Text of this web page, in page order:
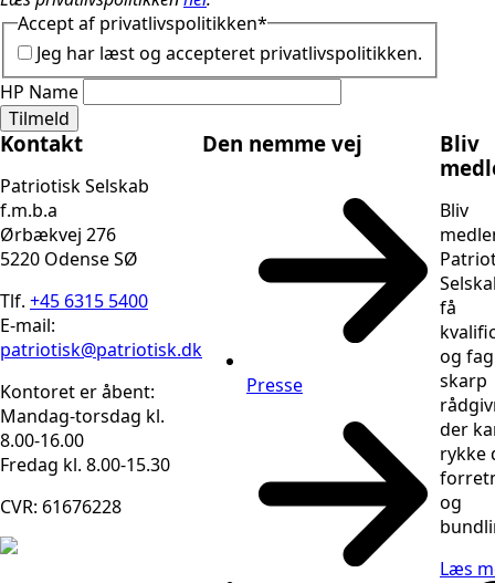
Accept af privatlivspolitikken*
Jeg har læst og accepteret privatlivspolitikken.
HP Name
Tilmeld
Kontakt
Patriotisk Selskab
f.m.b.a
Ørbækvej 276
5220 Odense SØ
Tlf. +45 6315 5400
E-mail:
patriotisk@patriotisk.dk
Kontoret er åbent:
Mandag-torsdag kl.
8.00-16.00
Fredag kl. 8.00-15.30
CVR: 61676228
Den nemme vej
Presse
Bliv
Bliv
få
og
skarp
der
rykke
og
Læs